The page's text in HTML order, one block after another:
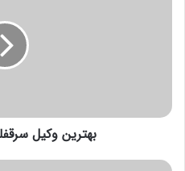
بهترین وکیل